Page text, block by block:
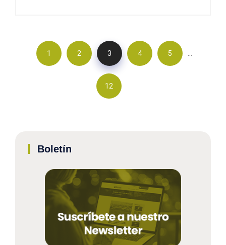
1 2 3 4 5 …
12
Boletín